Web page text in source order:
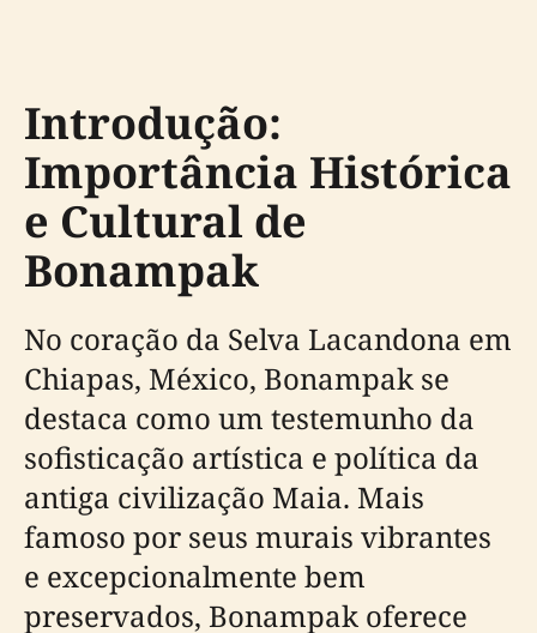
Introdução:
Importância Histórica
e Cultural de
Bonampak
No coração da Selva Lacandona em
Chiapas, México, Bonampak se
destaca como um testemunho da
sofisticação artística e política da
antiga civilização Maia. Mais
famoso por seus murais vibrantes
e excepcionalmente bem
preservados, Bonampak oferece